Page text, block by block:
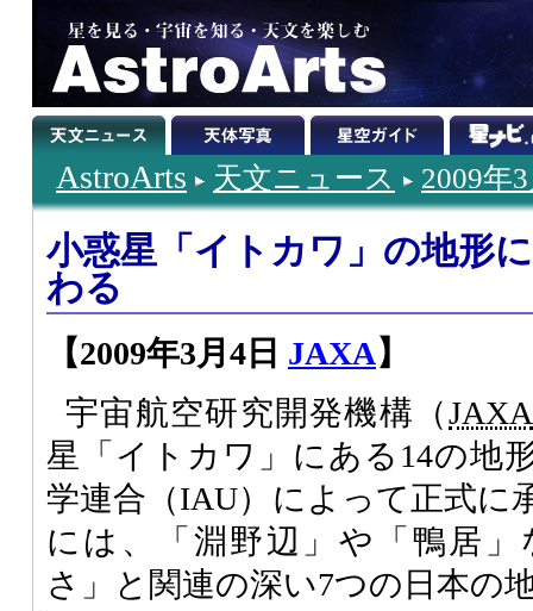
AstroArts 天文ニュース 2009年
小惑星「イトカワ」の地形
わる
【2009年3月4日 JAXA】
宇宙航空研究開発機構（JAXA
星「イトカワ」にある14の地
学連合（IAU）によって正式に
には、「淵野辺」や「鴨居
さ」と関連の深い7つの日本の